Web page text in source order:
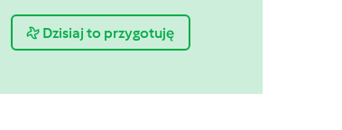
Dzisiaj to przygotuję